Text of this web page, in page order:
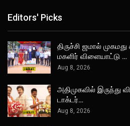
Editors' Picks
திருச்சி ஜமால்
மகளிர் விளையாட்டு …
Aug 8, 2026
அதிமுகவில்
டாக்டர்…
Aug 8, 2026